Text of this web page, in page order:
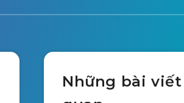
Những bài